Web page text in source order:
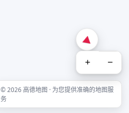
+ −
© 2026 高德地图 · 为您提供准确的地图服
务